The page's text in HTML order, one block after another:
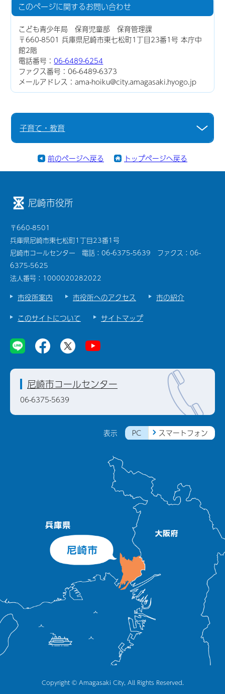
このページに関するお問い合わせ
こども青少年局 保育児童部 保育管理課
〒660-8501 兵庫県尼崎市東七松町1丁目23番1号 本庁中
館2階
電話番号：06-6489-6254
ファクス番号：06-6489-6373
メールアドレス：ama-hoiku@city.amagasaki.hyogo.jp
子育て・教育
前のページへ戻る トップページへ戻る
尼崎市役所
〒660-8501
兵庫県尼崎市東七松町1丁目23番1号
尼崎市コールセンター 電話：06-6375-5639 ファクス：06-
6375-5625
法人番号：1000020282022
市役所案内 市役所へのアクセス
市の紹介
このサイトについて
サイトマップ
表示 PC スマートフォン
尼崎市コールセンター
06-6375-5639
Copyright © Amagasaki City, All Rights Reserved.